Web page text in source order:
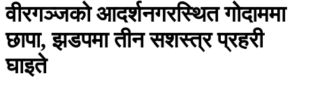
वीरगञ्जको आदर्शनगरस्थित गोदाममा
छापा, झडपमा तीन सशस्त्र प्रहरी
घाइते